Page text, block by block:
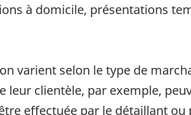
à domicile, présentations
varient selon le type de
clientèle, par exemple,
effectuée par le détaillant ou